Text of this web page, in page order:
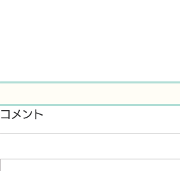
コメント